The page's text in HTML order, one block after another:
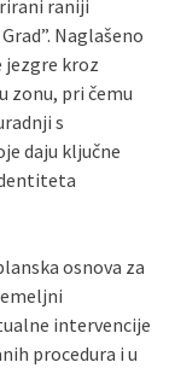
raniji
Naglašeno
jezgre kroz
zonu, pri čemu
s
daju ključne
osnova za
intervencije
procedura i u